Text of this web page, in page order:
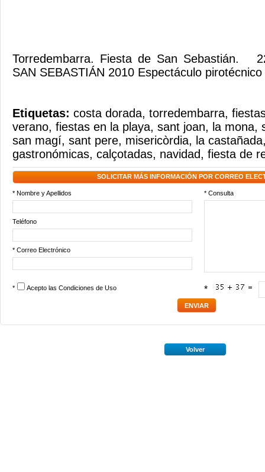
Torredembarra. Fiesta de San Sebastián.
SAN SEBASTIÁN 2010 Espectáculo
Etiquetas: costa dorada, torredembarra,
verano, fiestas en la playa, sant joan, la mona,
san magí, sant pere, misericòrdia, la castañada
gastronómicas, calçotadas, navidad, fiesta de
SOLICITAR MÁS INFORMACIÓN POR CORREO
* Nombre y Apellidos * Consulta
Teléfono
* Correo Electrónico
* Acepto las Condiciones de Uso *
Volver